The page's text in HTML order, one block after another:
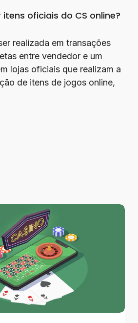
oficiais do CS online?
realizada em transações
entre vendedor e um
lojas oficiais que realizam a
de itens de jogos online,